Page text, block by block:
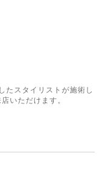
たスタイリストが施術し
いただけます。